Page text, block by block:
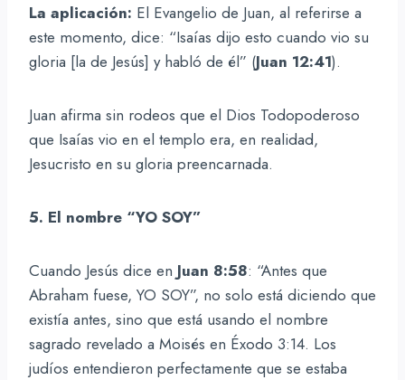
La aplicación: El Evangelio de Juan, al referirse a
este momento, dice: “Isaías dijo esto cuando vio su
gloria [la de Jesús] y habló de él” (Juan 12:41).
Juan afirma sin rodeos que el Dios Todopoderoso
que Isaías vio en el templo era, en realidad,
Jesucristo en su gloria preencarnada.
5. El nombre “YO SOY”
Cuando Jesús dice en Juan 8:58: “Antes que
Abraham fuese, YO SOY”, no solo está diciendo que
existía antes, sino que está usando el nombre
sagrado revelado a Moisés en Éxodo 3:14. Los
judíos entendieron perfectamente que se estaba